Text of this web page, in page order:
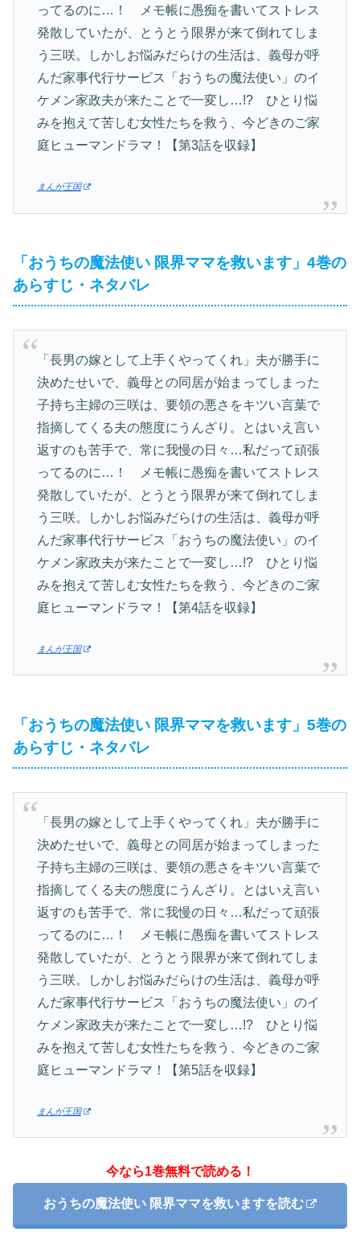
ってるのに…！ メモ帳に愚痴を書いてストレス
発散していたが、とうとう限界が来て倒れてしま
う三咲。しかしお悩みだらけの生活は、義母が呼
んだ家事代行サービス「おうちの魔法使い」のイ
ケメン家政夫が来たことで一変し…!? ひとり悩
みを抱えて苦しむ女性たちを救う、今どきのご家
庭ヒューマンドラマ！【第3話を収録】
まんが王国
「おうちの魔法使い 限界ママを救います」4巻の
あらすじ・ネタバレ
「長男の嫁として上手くやってくれ」夫が勝手に
決めたせいで、義母との同居が始まってしまった
子持ち主婦の三咲は、要領の悪さをキツい言葉で
指摘してくる夫の態度にうんざり。とはいえ言い
返すのも苦手で、常に我慢の日々…私だって頑張
ってるのに…！ メモ帳に愚痴を書いてストレス
発散していたが、とうとう限界が来て倒れてしま
う三咲。しかしお悩みだらけの生活は、義母が呼
んだ家事代行サービス「おうちの魔法使い」のイ
ケメン家政夫が来たことで一変し…!? ひとり悩
みを抱えて苦しむ女性たちを救う、今どきのご家
庭ヒューマンドラマ！【第4話を収録】
まんが王国
「おうちの魔法使い 限界ママを救います」5巻の
あらすじ・ネタバレ
「長男の嫁として上手くやってくれ」夫が勝手に
決めたせいで、義母との同居が始まってしまった
子持ち主婦の三咲は、要領の悪さをキツい言葉で
指摘してくる夫の態度にうんざり。とはいえ言い
返すのも苦手で、常に我慢の日々…私だって頑張
ってるのに…！ メモ帳に愚痴を書いてストレス
発散していたが、とうとう限界が来て倒れてしま
う三咲。しかしお悩みだらけの生活は、義母が呼
んだ家事代行サービス「おうちの魔法使い」のイ
ケメン家政夫が来たことで一変し…!? ひとり悩
みを抱えて苦しむ女性たちを救う、今どきのご家
庭ヒューマンドラマ！【第5話を収録】
まんが王国
今なら1巻無料で読める！
おうちの魔法使い 限界ママを救いますを読む